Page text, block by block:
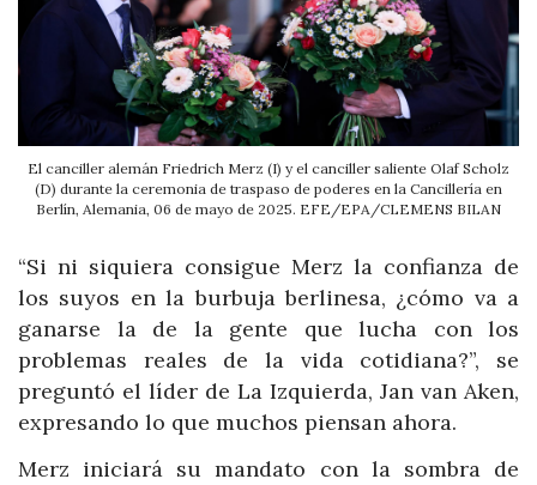
El canciller alemán Friedrich Merz (I) y el canciller saliente Olaf Scholz
(D) durante la ceremonia de traspaso de poderes en la Cancillería en
Berlín, Alemania, 06 de mayo de 2025. EFE/EPA/CLEMENS BILAN
“Si ni siquiera consigue Merz la confianza de
los suyos en la burbuja berlinesa, ¿cómo va a
ganarse la de la gente que lucha con los
problemas reales de la vida cotidiana?”, se
preguntó el líder de La Izquierda, Jan van Aken,
expresando lo que muchos piensan ahora.
Merz iniciará su mandato con la sombra de